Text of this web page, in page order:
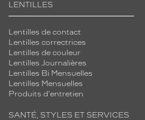
LENTILLES
Lentilles de contact
Lentilles correctrices
Lentilles de couleur
Lentilles Journalières
Lentilles Bi Mensuelles
Lentilles Mensuelles
Produits d'entretien
SANTÉ, STYLES ET SERVICES